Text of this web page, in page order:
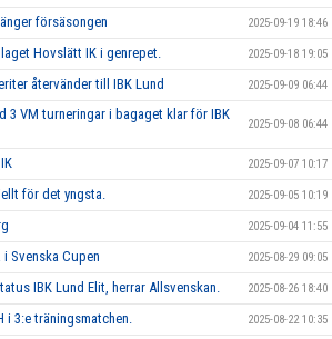
försäsongen 2025-09-19 18:46
Hovslätt IK i genrepet. 2025-09-18 19:05
återvänder till IBK Lund 2025-09-09 06:44
3 VM turneringar i bagaget klar för IBK
2025-09-08 06:44
2025-09-07 10:17
för det yngsta. 2025-09-05 10:19
2025-09-04 11:55
Svenska Cupen 2025-08-29 09:05
IBK Lund Elit, herrar Allsvenskan. 2025-08-26 18:40
i 3:e träningsmatchen. 2025-08-22 10:35